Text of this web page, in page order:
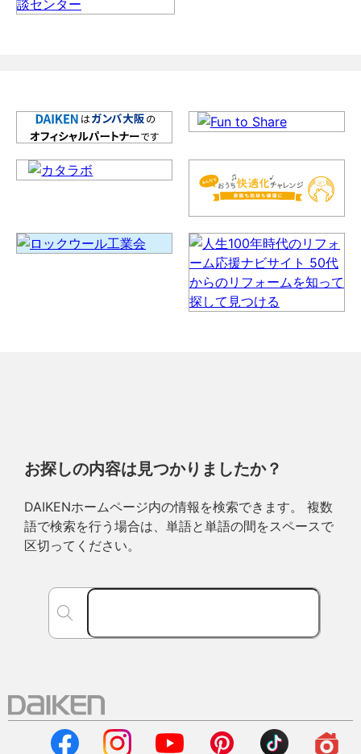
お探しの内容は見つかりましたか？
DAIKENホームページ内の情報を検索できます。 複数
語で検索を行う場合は、単語と単語の間をスペースで
区切ってください。